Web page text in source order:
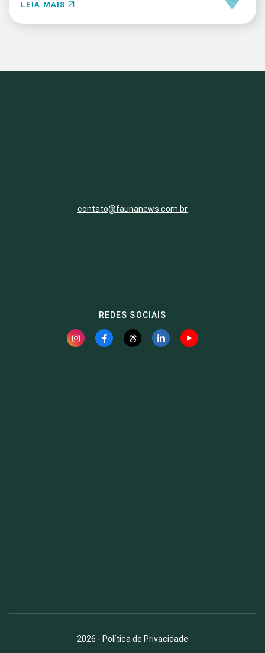
LEIA MAIS
contato@faunanews.com.br
REDES SOCIAIS
2026 - Política de Privacidade